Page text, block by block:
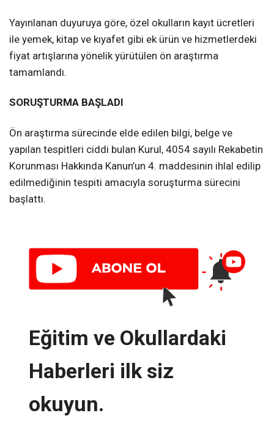
Yayınlanan duyuruya göre, özel okulların kayıt ücretleri
ile yemek, kitap ve kıyafet gibi ek ürün ve hizmetlerdeki
fiyat artışlarına yönelik yürütülen ön araştırma
tamamlandı.
SORUŞTURMA BAŞLADI
Ön araştırma sürecinde elde edilen bilgi, belge ve
yapılan tespitleri ciddi bulan Kurul, 4054 sayılı Rekabetin
Korunması Hakkında Kanun’un 4. maddesinin ihlal edilip
edilmediğinin tespiti amacıyla soruşturma sürecini
başlattı.
Eğitim ve Okullardaki
Haberleri ilk siz
okuyun.